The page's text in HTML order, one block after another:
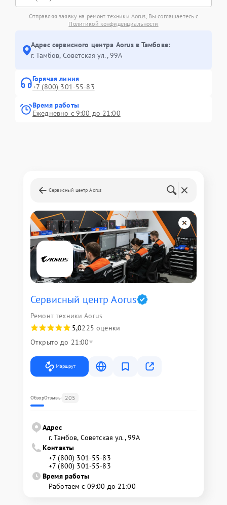
Отправляя заявку на ремонт техники Aorus, Вы соглашаетесь с
Политикой конфиденциальности
Адрес сервисного центра Aorus в Тамбове:
г. Тамбов, Советская ул., 99А
Горячая линия
+7 (800) 301-55-83
Время работы
Ежедневно с 9:00 до 21:00
Сервисный центр Aorus
Сервисный центр Aorus
Ремонт техники Aorus
5,0225 оценки
Открыто до 21:00
Маршрут
ОбзорОтзывы 205
Адрес
г. Тамбов, Советская ул., 99А
Контакты
+7 (800) 301-55-83
+7 (800) 301-55-83
Время работы
Работаем с 09:00 до 21:00